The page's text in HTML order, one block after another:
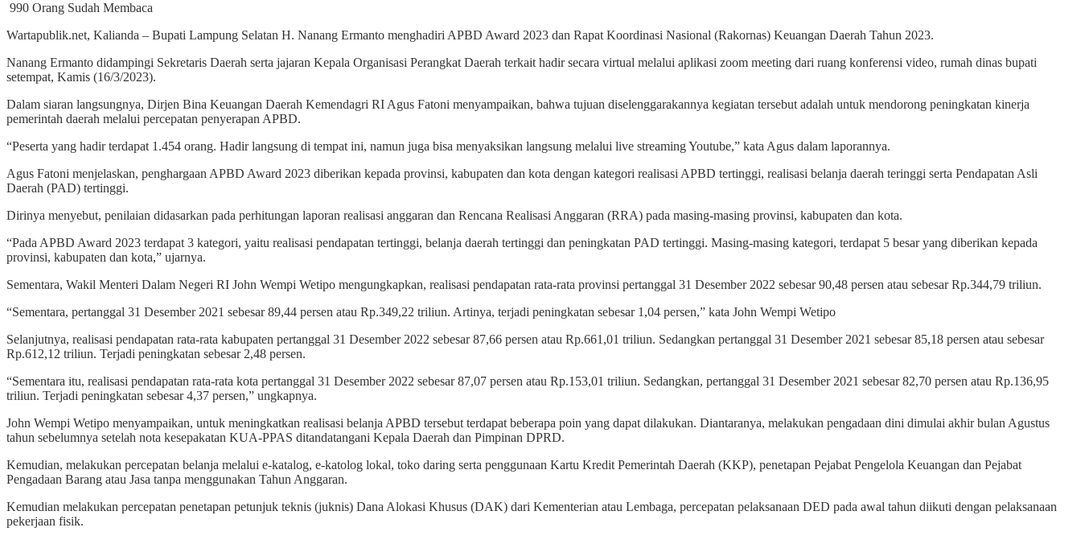
990 Orang Sudah Membaca
Wartapublik.net, Kalianda – Bupati Lampung Selatan H. Nanang Ermanto menghadiri APBD Award 2023 dan Rapat Koordinasi Nasional (Rakornas) Keuangan Daerah Tahun 2023.
Nanang Ermanto didampingi Sekretaris Daerah serta jajaran Kepala Organisasi Perangkat Daerah terkait hadir secara virtual melalui aplikasi zoom meeting dari ruang konferensi video, rumah dinas bupati
setempat, Kamis (16/3/2023).
Dalam siaran langsungnya, Dirjen Bina Keuangan Daerah Kemendagri RI Agus Fatoni menyampaikan, bahwa tujuan diselenggarakannya kegiatan tersebut adalah untuk mendorong peningkatan kinerja
pemerintah daerah melalui percepatan penyerapan APBD.
“Peserta yang hadir terdapat 1.454 orang. Hadir langsung di tempat ini, namun juga bisa menyaksikan langsung melalui live streaming Youtube,” kata Agus dalam laporannya.
Agus Fatoni menjelaskan, penghargaan APBD Award 2023 diberikan kepada provinsi, kabupaten dan kota dengan kategori realisasi APBD tertinggi, realisasi belanja daerah teringgi serta Pendapatan Asli
Daerah (PAD) tertinggi.
Dirinya menyebut, penilaian didasarkan pada perhitungan laporan realisasi anggaran dan Rencana Realisasi Anggaran (RRA) pada masing-masing provinsi, kabupaten dan kota.
“Pada APBD Award 2023 terdapat 3 kategori, yaitu realisasi pendapatan tertinggi, belanja daerah tertinggi dan peningkatan PAD tertinggi. Masing-masing kategori, terdapat 5 besar yang diberikan kepada
provinsi, kabupaten dan kota,” ujarnya.
Sementara, Wakil Menteri Dalam Negeri RI John Wempi Wetipo mengungkapkan, realisasi pendapatan rata-rata provinsi pertanggal 31 Desember 2022 sebesar 90,48 persen atau sebesar Rp.344,79 triliun.
“Sementara, pertanggal 31 Desember 2021 sebesar 89,44 persen atau Rp.349,22 triliun. Artinya, terjadi peningkatan sebesar 1,04 persen,” kata John Wempi Wetipo
Selanjutnya, realisasi pendapatan rata-rata kabupaten pertanggal 31 Desember 2022 sebesar 87,66 persen atau Rp.661,01 triliun. Sedangkan pertanggal 31 Desember 2021 sebesar 85,18 persen atau sebesar
Rp.612,12 triliun. Terjadi peningkatan sebesar 2,48 persen.
“Sementara itu, realisasi pendapatan rata-rata kota pertanggal 31 Desember 2022 sebesar 87,07 persen atau Rp.153,01 triliun. Sedangkan, pertanggal 31 Desember 2021 sebesar 82,70 persen atau Rp.136,95
triliun. Terjadi peningkatan sebesar 4,37 persen,” ungkapnya.
John Wempi Wetipo menyampaikan, untuk meningkatkan realisasi belanja APBD tersebut terdapat beberapa poin yang dapat dilakukan. Diantaranya, melakukan pengadaan dini dimulai akhir bulan Agustus
tahun sebelumnya setelah nota kesepakatan KUA-PPAS ditandatangani Kepala Daerah dan Pimpinan DPRD.
Kemudian, melakukan percepatan belanja melalui e-katalog, e-katolog lokal, toko daring serta penggunaan Kartu Kredit Pemerintah Daerah (KKP), penetapan Pejabat Pengelola Keuangan dan Pejabat
Pengadaan Barang atau Jasa tanpa menggunakan Tahun Anggaran.
Kemudian melakukan percepatan penetapan petunjuk teknis (juknis) Dana Alokasi Khusus (DAK) dari Kementerian atau Lembaga, percepatan pelaksanaan DED pada awal tahun diikuti dengan pelaksanaan
pekerjaan fisik.